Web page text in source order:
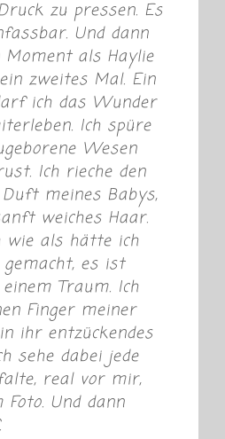
zu pressen. Es
Und dann
Moment als Haylie
zweites Mal. Ein
ich das Wunder
Ich spüre
Wesen
Ich rieche den
meines Babys,
weiches Haar.
wie als hätte ich
es ist
Traum. Ich
Finger meiner
ihr entzückendes
sehe dabei jede
real vor mir,
Und dann